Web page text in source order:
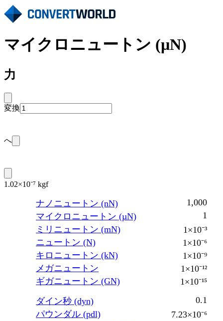
マイクロニュートン (µN)
力
変換
へ
1.02×10⁻⁷ kgf
ナノニュートン (nN)
1,000
マイクロニュートン (µN)
1
ミリニュートン (mN)
1×10⁻³
ニュートン (N)
1×10⁻⁶
キロニュートン (kN)
1×10⁻⁹
メガニュートン
1×10⁻¹²
ギガニュートン (GN)
1×10⁻¹⁵
ダイン秒 (dyn)
0.1
パウンダル (pdl)
7.23×10⁻⁶